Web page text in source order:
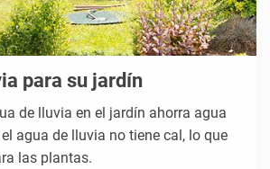
para su jardín
de lluvia en el jardín ahorra agua
agua de lluvia no tiene cal, lo que
las plantas.